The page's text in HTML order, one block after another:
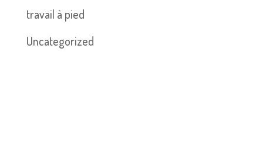
travail à pied
Uncategorized